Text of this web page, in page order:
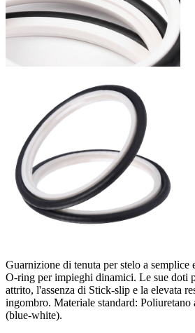
Guarnizione di tenuta per stelo a semplice
O-ring per impieghi dinamici. Le sue doti
attrito, l'assenza di Stick-slip e la elevata
ingombro. Materiale standard: Poliuretano
(blue-white).